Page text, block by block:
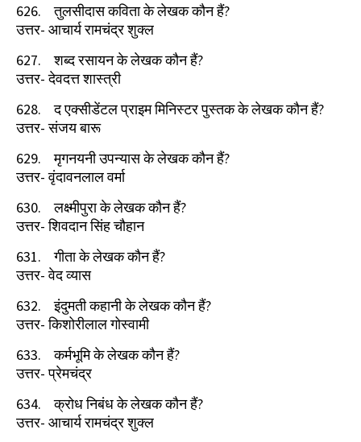
626. तुलसीदास कविता के लेखक कौन हैं?
उत्तर- आचार्य रामचंद्र शुक्ल
627.
शब्द रसायन के लेखक कौन हैं?
उत्तर- देवदत्त शास्त्री
628.
द एक्सीडेंटल प्राइम मिनिस्टर पुस्तक के लेखक कौन हैं?
उत्तर- संजय बारू
629.
मृगनयनी उपन्यास के लेखक कौन हैं?
उत्तर- वृंदावनलाल वर्मा
630.
लक्ष्मीपुरा के लेखक कौन हैं?
उत्तर- शिवदान सिंह चौहान
631.
गीता के लेखक कौन हैं?
उत्तर- वेद व्यास
632.
इंदुमती कहानी के लेखक कौन हैं?
उत्तर- किशोरीलाल गोस्वामी
633.
कर्मभूमि के लेखक कौन हैं?
उत्तर- प्रेमचंद्र
634.
क्रोध निबंध के लेखक कौन हैं?
उत्तर- आचार्य रामचंद्र शुक्ल